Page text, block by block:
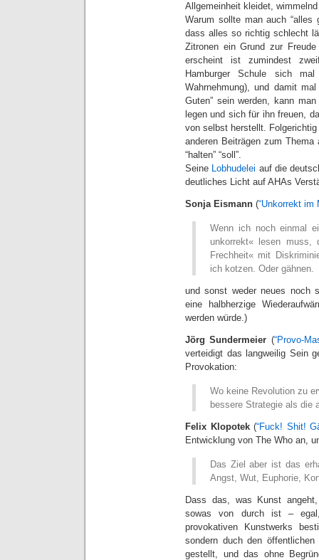
Allgemeinheit kleidet, wimmelnd
Warum sollte man auch “alles
dass alles so richtig schlecht
Zitronen ein Grund zur
erscheint ist zumindest
Hamburger Schule sich
Wahrnehmung), und damit
Guten” sein werden, kann
legen und sich für ihn freuen,
von selbst herstellt.
anderen Beiträgen zum Thema
“halten” “soll”.
Seine Lobhudelei auf die
deutliches Licht auf AHAs
Sonja Eismann (“Unkorrekt im
Wenn ich noch einmal
unkorrekt« lesen muss,
Frechheit« mit
ich kotzen. Oder gähnen.
und sonst weder neues noch
eine halbherzige
werden würde.)
Jörg Sundermeier (“Provo-
verteidigt das langweilig Sein
Provokation:
Wo keine Revolution zu
bessere Strategie als die
Felix Klopotek(“Fuck! Shit!
Entwicklung von The Who an,
Das Ziel aber ist das
Angst, Wut, Euphorie,
Dass das, was Kunst
sowas von durch ist –
provokativen Kunstwerks
sondern duch den
gestellt, und das ohne